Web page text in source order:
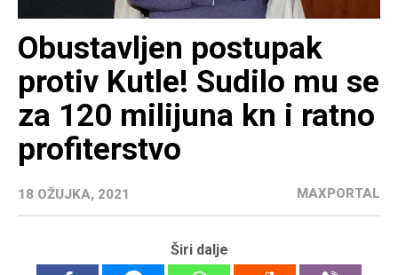
Obustavljen postupak
protiv Kutle! Sudilo mu se
za 120 milijuna kn i ratno
profiterstvo
18 OŽUJKA, 2021 MAXPORTAL
Širi dalje